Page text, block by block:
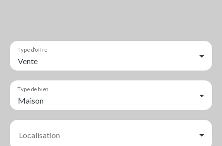
Vente
Type d'offre
Maison
Type de bien
Localisation